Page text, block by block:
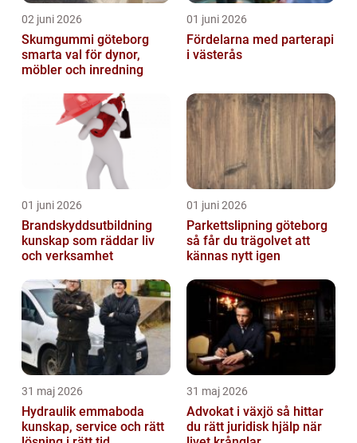
02 juni 2026
Skumgummi göteborg
smarta val för dynor,
möbler och inredning
01 juni 2026
Fördelarna med parterapi
i västerås
01 juni 2026
Brandskyddsutbildning
kunskap som räddar liv
och verksamhet
01 juni 2026
Parkettslipning göteborg
så får du trägolvet att
kännas nytt igen
31 maj 2026
Hydraulik emmaboda
kunskap, service och rätt
31 maj 2026
Advokat i växjö så hittar
du rätt juridisk hjälp när